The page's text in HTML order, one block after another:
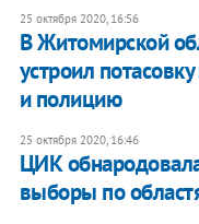
25 октября 2020, 16:56
В Житомирской
устроил
и полицию
25 октября 2020, 16:46
ЦИК
выборы по